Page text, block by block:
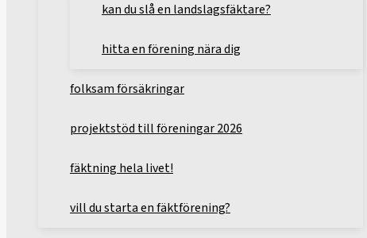
kan du slå en landslagsfäktare?
hitta en förening nära dig
folksam försäkringar
projektstöd till föreningar 2026
fäktning hela livet!
vill du starta en fäktförening?